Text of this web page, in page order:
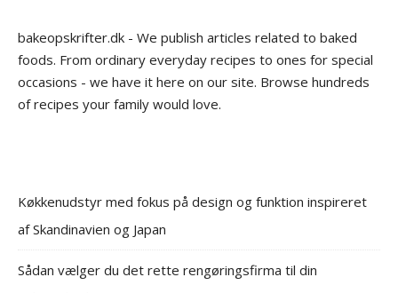
bakeopskrifter.dk - We publish articles related to baked
foods. From ordinary everyday recipes to ones for special
occasions - we have it here on our site. Browse hundreds
of recipes your family would love.
Køkkenudstyr med fokus på design og funktion inspireret
af Skandinavien og Japan
Sådan vælger du det rette rengøringsfirma til din